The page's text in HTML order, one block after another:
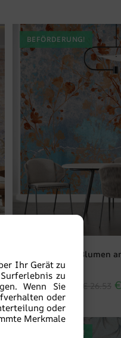
Ihr Gerät zu
zu
Wenn Sie
oder
oder
Merkmale
BEFÖRDERUNG!
Fototapete Blumen
€
BEFÖRDERUNG!